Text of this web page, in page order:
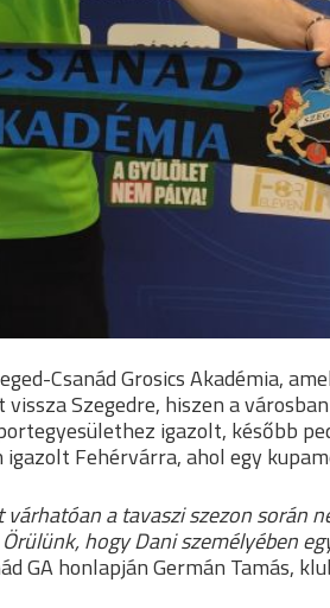
Csanád Grosics Akadémia,
Szegedre, hiszen a
igazolt, később
Fehérvárra, ahol egy
a tavaszi szezon során
hogy Dani személyében
GA honlapján Germán Tamás,